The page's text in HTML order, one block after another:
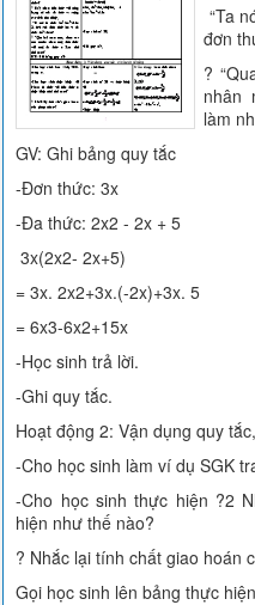
“Ta
đơn
?
nhân
làm
GV: Ghi bảng quy tắc
-Đơn thức: 3x
-Đa thức: 2x2 - 2x + 5
3x(2x2- 2x+5)
= 3x. 2x2+3x.(-2x)+3x. 5
= 6x3-6x2+15x
-Học sinh trả lời.
-Ghi quy tắc.
Hoạt động 2: Vận dụng quy
-Cho học sinh làm ví dụ SGK
-Cho học sinh thực hiện ?2
hiện như thế nào?
? Nhắc lại tính chất giao hoán
Gọi học sinh lên bảng thực hiện